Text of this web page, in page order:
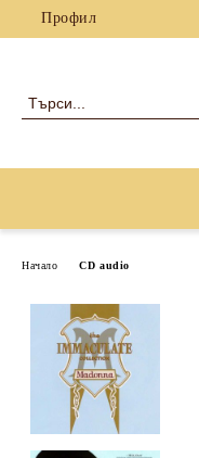
Профил
Начало CD audio